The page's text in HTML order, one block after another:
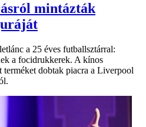
mintázták
a 25 éves futballsztárral:
a focidrukkerek. A kínos
dobtak piacra a Liverpool